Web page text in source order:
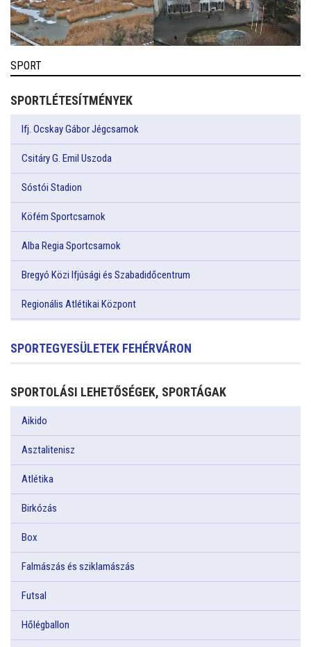
SPORT
SPORTLÉTESÍTMÉNYEK
Ifj. Ocskay Gábor Jégcsarnok
Csitáry G. Emil Uszoda
Sóstói Stadion
Köfém Sportcsarnok
Alba Regia Sportcsarnok
Bregyó Közi Ifjúsági és Szabadidőcentrum
Regionális Atlétikai Központ
SPORTEGYESÜLETEK FEHÉRVÁRON
SPORTOLÁSI LEHETŐSÉGEK, SPORTÁGAK
Aikido
Asztalitenisz
Atlétika
Birkózás
Box
Falmászás és sziklamászás
Futsal
Hőlégballon